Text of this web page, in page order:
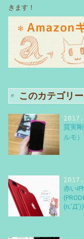
きます！
このカテゴリ
質実
ルモ
赤い